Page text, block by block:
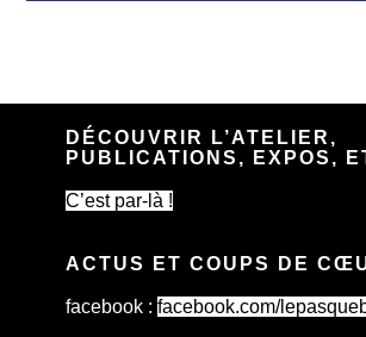
DÉCOUVRIR L’ATELIER,
PUBLICATIONS, EXPOS,
C’est par-là !
ACTUS ET COUPS DE
facebook : facebook.com/